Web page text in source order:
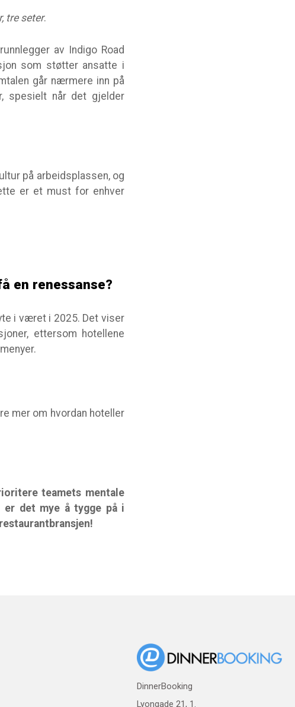
tre seter.
av Indigo Road
som støtter ansatte i
går nærmere inn på
spesielt når det gjelder
på arbeidsplassen, og
er et must for enhver
en renessanse?
i været i 2025. Det viser
ettersom hotellene
mer om hvordan hoteller
teamets mentale
er det mye å tygge på i
DinnerBooking
Lyongade 21, 1.